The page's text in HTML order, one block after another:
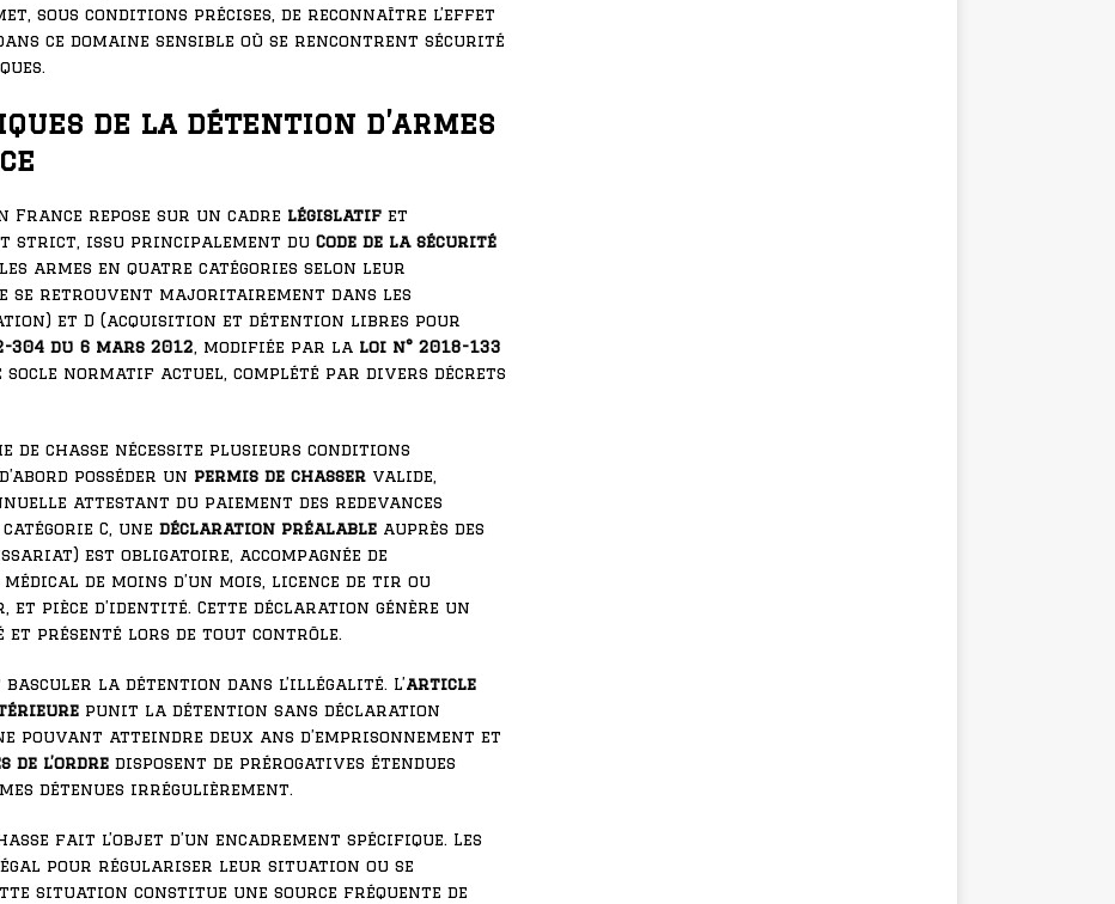
sous conditions précises, de reconnaître l’effet
ce domaine sensible où se rencontrent sécurité
de la détention d’armes
France repose sur un cadre législatif et
strict, issu principalement du Code de la sécurité
armes en quatre catégories selon leur
se retrouvent majoritairement dans les
et D (acquisition et détention libres pour
304 du 6 mars 2012 , modifiée par la loi n° 2018-133
socle normatif actuel, complété par divers décrets
de chasse nécessite plusieurs conditions
posséder un permis de chasser valide,
attestant du paiement des redevances
C, une déclaration préalable auprès des
est obligatoire, accompagnée de
de moins d’un mois, licence de tir ou
et pièce d’identité. Cette déclaration génère un
et présenté lors de tout contrôle.
basculer la détention dans l’illégalité. L’article
punit la détention sans déclaration
pouvant atteindre deux ans d’emprisonnement et
de l’ordre disposent de prérogatives étendues
détenues irrégulièrement.
fait l’objet d’un encadrement spécifique. Les
pour régulariser leur situation ou se
situation constitue une source fréquente de